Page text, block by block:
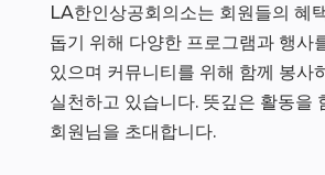
LA한인상공회의소는 회원들의 혜
돕기 위해 다양한 프로그램과 행사
있으며 커뮤니티를 위해 함께 봉사
실천하고 있습니다. 뜻깊은 활동을
회원님을 초대합니다.